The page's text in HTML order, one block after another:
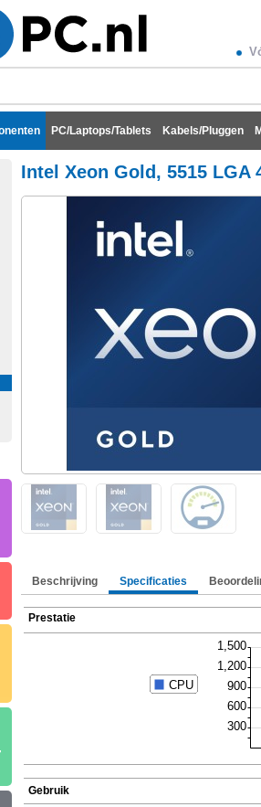
PC/Laptops/Tablets Kabels/Pluggen
Intel Xeon Gold, 5515 LGA
Beschrijving Specificaties
Prestatie
Gebruik